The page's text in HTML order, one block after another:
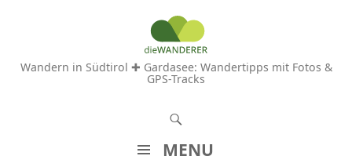
Wandern in Südtirol ✚ Gardasee: Wandertipps mit Fotos &
GPS-Tracks
MENU